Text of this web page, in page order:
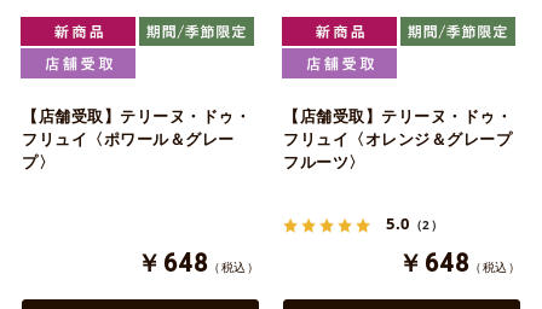
【店舗受取】テリーヌ・ドゥ・
フリュイ〈ポワール＆グレー
プ〉
￥648 （税込）
【店舗受取】テリーヌ・ドゥ・
フリュイ〈オレンジ＆グレープ
フルーツ〉
5.0 （2）
￥648 （税込）